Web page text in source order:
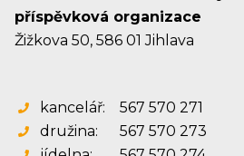
příspěvková organizace
Žižkova 50, 586 01 Jihlava
kancelář:
567 570 271
družina:
567 570 273